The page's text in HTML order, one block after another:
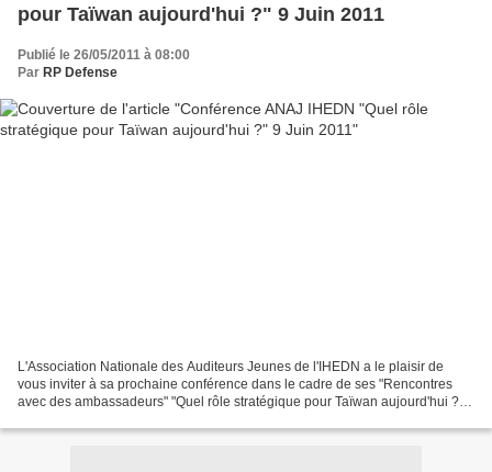
pour Taïwan aujourd'hui ?" 9 Juin 2011
Publié le 26/05/2011 à 08:00
Par RP Defense
L'Association Nationale des Auditeurs Jeunes de l'IHEDN a le plaisir de
vous inviter à sa prochaine conférence dans le cadre de ses "Rencontres
avec des ambassadeurs" "Quel rôle stratégique pour Taïwan aujourd'hui ?"